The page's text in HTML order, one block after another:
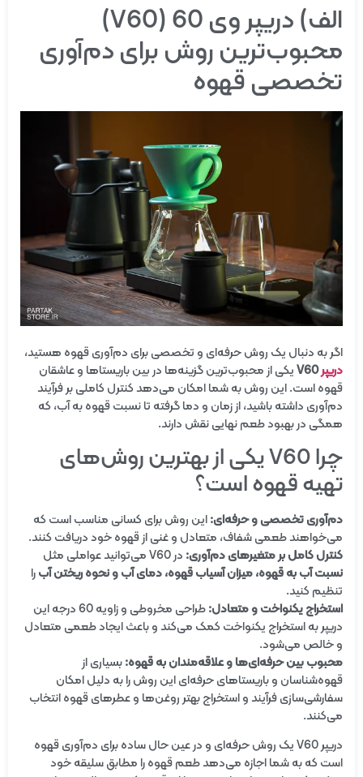
الف) دریپر وی 60 (V60)
محبوب‌ترین روش برای دم‌آوری
تخصصی قهوه
اگر به دنبال یک روش حرفه‌ای و تخصصی برای دم‌آوری قهوه هستید،
دریپرV60
یکی از محبوب‌ترین گزینه‌ها در بین باریستاها و عاشقان
قهوه است. این روش به شما امکان می‌دهد کنترل کاملی بر فرآیند
دم‌آوری داشته باشید، از زمان و دما گرفته تا نسبت قهوه به آب، که
همگی در بهبود طعم نهایی نقش دارند.
چرا V60 یکی از بهترین روش‌های
تهیه قهوه است؟
دم‌آوری تخصصی و حرفه‌ای:این روش برای کسانی مناسب است که
می‌خواهند طعمی شفاف، متعادل و غنی از قهوه خود دریافت کنند.
کنترل کامل بر متغیرهای دم‌آوری: در V60 می‌توانید عواملی مثل
نسبت آب به قهوه، میزان آسیاب قهوه، دمای آب و نحوه ریختن آبرا
تنظیم کنید.
استخراج یکنواخت و متعادل:
طراحی مخروطی و زاویه 60 درجه این
دریپر به استخراج یکنواخت کمک می‌کند و باعث ایجاد طعمی متعادل
و خالص می‌شود.
محبوب بین حرفه‌ای‌ها و علاقه‌مندان به قهوه:بسیاری از
قهوه‌شناسان و باریستاهای حرفه‌ای این روش را به دلیل امکان
سفارشی‌سازی فرآیند و استخراج بهتر روغن‌ها و عطرهای قهوه انتخاب
می‌کنند.
دریپر V60 یک روش حرفه‌ای و در عین حال ساده برای دم‌آوری قهوه
است که به شما اجازه می‌دهد طعم قهوه را مطابق سلیقه خود